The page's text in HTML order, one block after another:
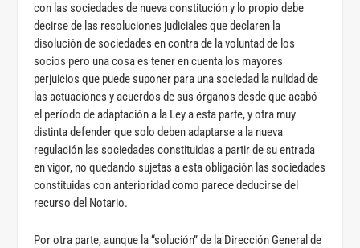
con las sociedades de nueva constitución y lo propio debe
decirse de las resoluciones judiciales que declaren la
disolución de sociedades en contra de la voluntad de los
socios pero una cosa es tener en cuenta los mayores
perjuicios que puede suponer para una sociedad la nulidad de
las actuaciones y acuerdos de sus órganos desde que acabó
el período de adaptación a la Ley a esta parte, y otra muy
distinta defender que solo deben adaptarse a la nueva
regulación las sociedades constituidas a partir de su entrada
en vigor, no quedando sujetas a esta obligación las sociedades
constituidas con anterioridad como parece deducirse del
recurso del Notario.
Por otra parte, aunque la “solución” de la Dirección General de